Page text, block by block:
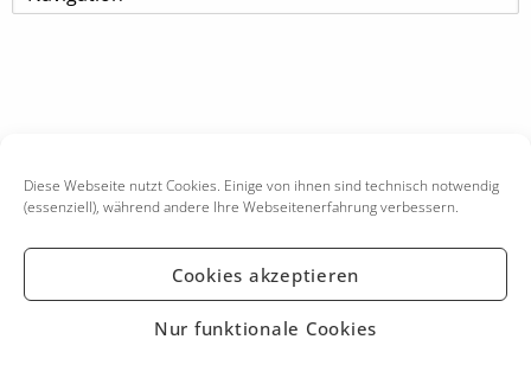
Diese Webseite nutzt Cookies. Einige von ihnen sind technisch notwendig
(essenziell), während andere Ihre Webseitenerfahrung verbessern.
Cookies akzeptieren
Nur funktionale Cookies
KONTAKT
IMPRESSUM